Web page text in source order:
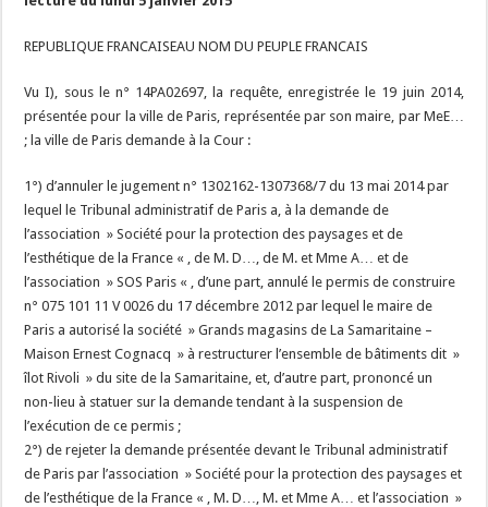
REPUBLIQUE FRANCAISEAU NOM DU PEUPLE FRANCAIS
Vu I), sous le n° 14PA02697, la requête, enregistrée le 19 juin 2014,
présentée pour la ville de Paris, représentée par son maire, par MeE…
; la ville de Paris demande à la Cour :
1°) d’annuler le jugement n° 1302162-1307368/7 du 13 mai 2014 par
lequel le Tribunal administratif de Paris a, à la demande de
l’association » Société pour la protection des paysages et de
l’esthétique de la France « , de M. D…, de M. et Mme A… et de
l’association » SOS Paris « , d’une part, annulé le permis de construire
n° 075 101 11 V 0026 du 17 décembre 2012 par lequel le maire de
Paris a autorisé la société » Grands magasins de La Samaritaine –
Maison Ernest Cognacq » à restructurer l’ensemble de bâtiments dit »
îlot Rivoli » du site de la Samaritaine, et, d’autre part, prononcé un
non-lieu à statuer sur la demande tendant à la suspension de
l’exécution de ce permis ;
2°) de rejeter la demande présentée devant le Tribunal administratif
de Paris par l’association » Société pour la protection des paysages et
de l’esthétique de la France « , M. D…, M. et Mme A… et l’association »